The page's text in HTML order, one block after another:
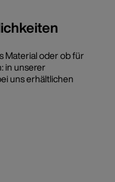
Material oder ob für
in unserer
uns erhältlichen